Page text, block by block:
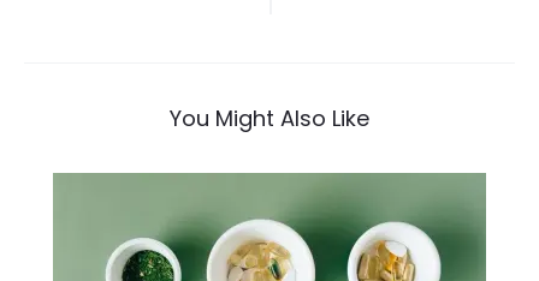
You Might Also Like